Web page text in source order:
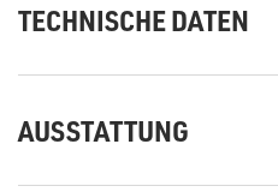
TECHNISCHE DATEN
AUSSTATTUNG